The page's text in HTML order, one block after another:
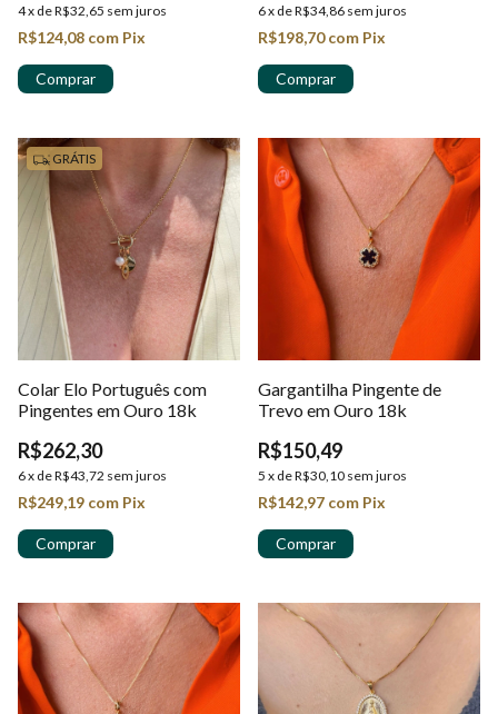
4x deR$32,65 sem juros
R$124,08 com Pix
6x deR$34,86 sem juros
R$198,70com Pix
GRÁTIS
Colar Elo Português com
Pingentes em Ouro 18k
R$262,30
6x deR$43,72 sem juros
R$249,19 com Pix
Gargantilha Pingente de
Trevo em Ouro 18k
R$150,49
5 x deR$30,10 sem juros
R$142,97 com Pix